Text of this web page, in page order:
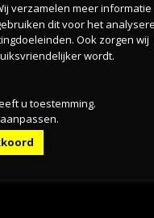
）证实了该指
verzamelen meer informatie
dit voor het
Ook zorgen wij
wordt.
u toestemming.